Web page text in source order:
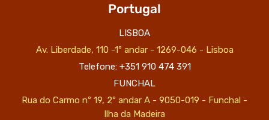
Portugal
LISBOA
Av. Liberdade, 110 -1º andar - 1269-046 - Lisboa
Telefone: +351 910 474 391
FUNCHAL
Rua do Carmo nº 19, 2º andar A - 9050-019 - Funchal -
Ilha da Madeira